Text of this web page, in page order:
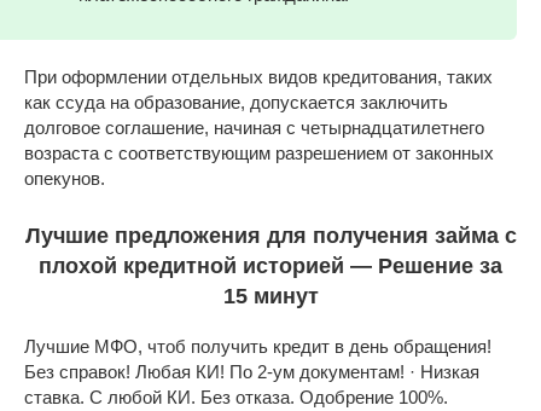
При оформлении отдельных видов кредитования, таких
как ссуда на образование, допускается заключить
долговое соглашение, начиная с четырнадцатилетнего
возраста с соответствующим разрешением от законных
опекунов.
Лучшие предложения для получения займа с
плохой кредитной историей — Решение за
15 минут
Лучшие МФО, чтоб получить кредит в день обращения!
Без справок! Любая КИ! По 2-ум документам! · Низкая
ставка. С любой КИ. Без отказа. Одобрение 100%.